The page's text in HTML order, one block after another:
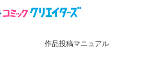
作品投稿マニュアル